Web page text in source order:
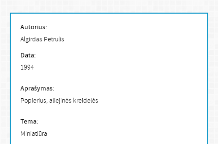
Autorius:
Algirdas Petrulis
Data:
1994
Aprašymas:
Popierius, aliejinės kreidelės
Tema:
Miniatiūra